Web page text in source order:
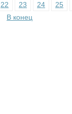
22 23 24 25
В конец